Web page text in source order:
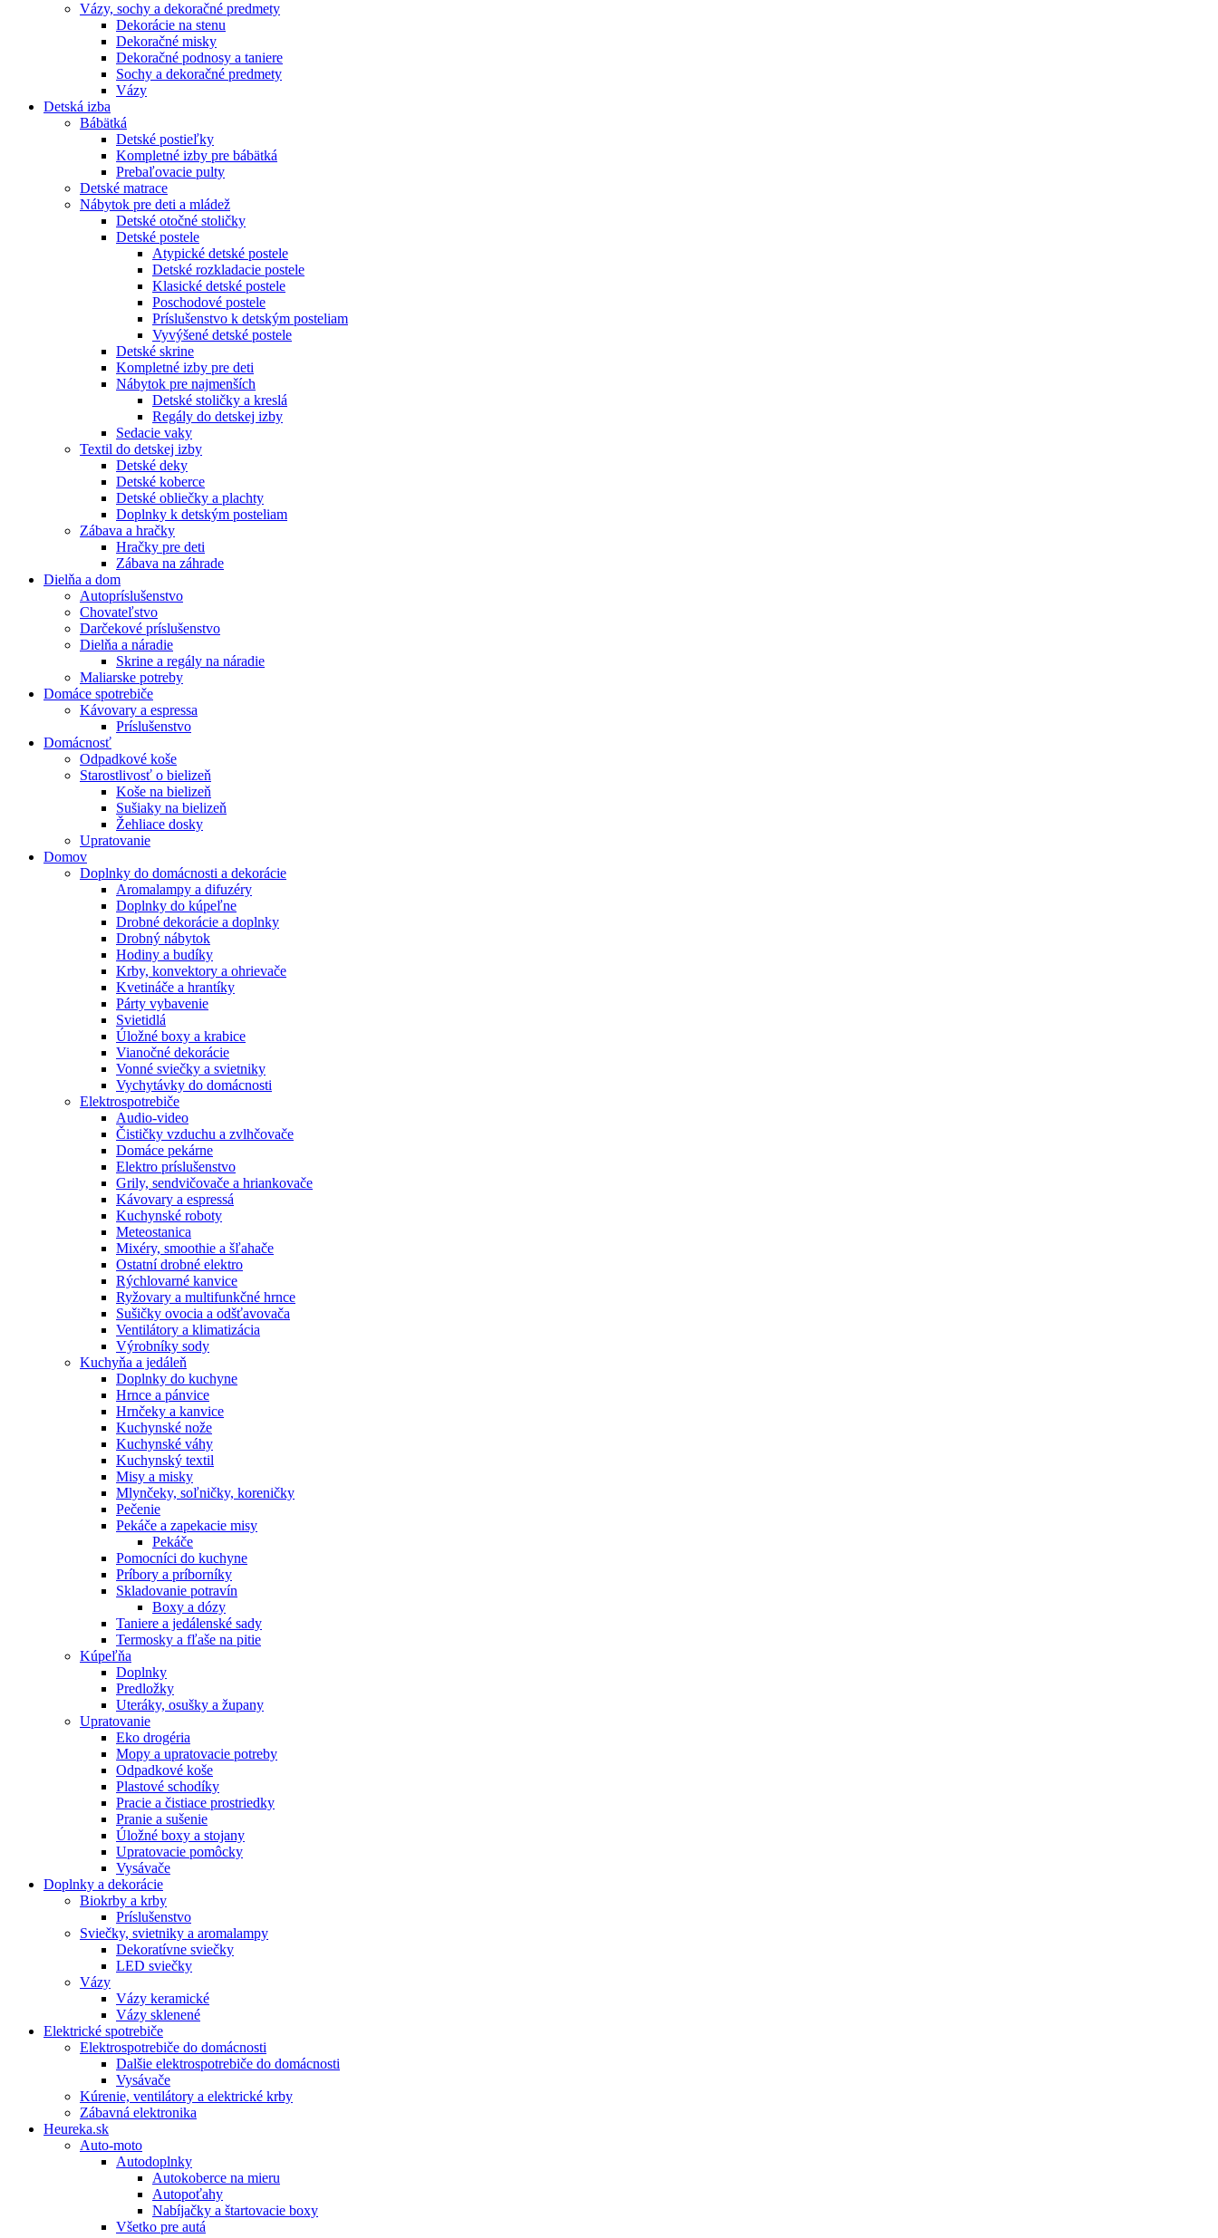
Vázy, sochy a dekoračné predmety
Dekorácie na stenu
Dekoračné misky
Dekoračné podnosy a taniere
Sochy a dekoračné predmety
Vázy
Detská izba
Bábätká
Detské postieľky
Kompletné izby pre bábätká
Prebaľovacie pulty
Detské matrace
Nábytok pre deti a mládež
Detské otočné stoličky
Detské postele
Atypické detské postele
Detské rozkladacie postele
Klasické detské postele
Poschodové postele
Príslušenstvo k detským posteliam
Vyvýšené detské postele
Detské skrine
Kompletné izby pre deti
Nábytok pre najmenších
Detské stoličky a kreslá
Regály do detskej izby
Sedacie vaky
Textil do detskej izby
Detské deky
Detské koberce
Detské obliečky a plachty
Doplnky k detským posteliam
Zábava a hračky
Hračky pre deti
Zábava na záhrade
Dielňa a dom
Autopríslušenstvo
Chovateľstvo
Darčekové príslušenstvo
Dielňa a náradie
Skrine a regály na náradie
Maliarske potreby
Domáce spotrebiče
Kávovary a espressa
Príslušenstvo
Domácnosť
Odpadkové koše
Starostlivosť o bielizeň
Koše na bielizeň
Sušiaky na bielizeň
Žehliace dosky
Upratovanie
Domov
Doplnky do domácnosti a dekorácie
Aromalampy a difuzéry
Doplnky do kúpeľne
Drobné dekorácie a doplnky
Drobný nábytok
Hodiny a budíky
Krby, konvektory a ohrievače
Kvetináče a hrantíky
Párty vybavenie
Svietidlá
Úložné boxy a krabice
Vianočné dekorácie
Vonné sviečky a svietniky
Vychytávky do domácnosti
Elektrospotrebiče
Audio-video
Čističky vzduchu a zvlhčovače
Domáce pekárne
Elektro príslušenstvo
Grily, sendvičovače a hriankovače
Kávovary a espressá
Kuchynské roboty
Meteostanica
Mixéry, smoothie a šľahače
Ostatní drobné elektro
Rýchlovarné kanvice
Ryžovary a multifunkčné hrnce
Sušičky ovocia a odšťavovača
Ventilátory a klimatizácia
Výrobníky sody
Kuchyňa a jedáleň
Doplnky do kuchyne
Hrnce a pánvice
Hrnčeky a kanvice
Kuchynské nože
Kuchynské váhy
Kuchynský textil
Misy a misky
Mlynčeky, soľničky, koreničky
Pečenie
Pekáče a zapekacie misy
Pekáče
Pomocníci do kuchyne
Príbory a príborníky
Skladovanie potravín
Boxy a dózy
Taniere a jedálenské sady
Termosky a fľaše na pitie
Kúpeľňa
Doplnky
Predložky
Uteráky, osušky a župany
Upratovanie
Eko drogéria
Mopy a upratovacie potreby
Odpadkové koše
Plastové schodíky
Pracie a čistiace prostriedky
Pranie a sušenie
Úložné boxy a stojany
Upratovacie pomôcky
Vysávače
Doplnky a dekorácie
Biokrby a krby
Príslušenstvo
Sviečky, svietniky a aromalampy
Dekoratívne sviečky
LED sviečky
Vázy
Vázy keramické
Vázy sklenené
Elektrické spotrebiče
Elektrospotrebiče do domácnosti
Dalšie elektrospotrebiče do domácnosti
Vysávače
Kúrenie, ventilátory a elektrické krby
Zábavná elektronika
Heureka.sk
Auto-moto
Autodoplnky
Autokoberce na mieru
Autopoťahy
Nabíjačky a štartovacie boxy
Všetko pre autá